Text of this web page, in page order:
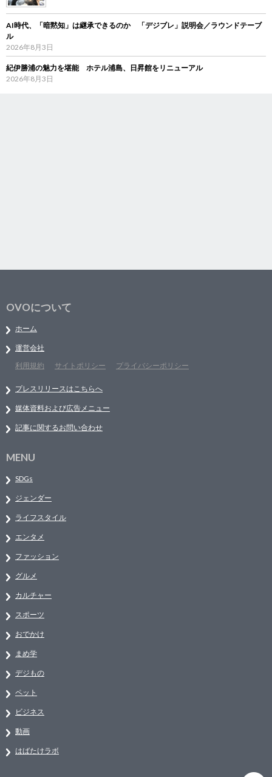
AI時代、「暗黙知」は継承できるのか 「デジブレ」説明会／ラウンドテーブ
ル
2026年8月3日
紀伊勝浦の魅力を堪能 ホテル浦島、日昇館をリニューアル
2026年8月3日
OVOについて
ホーム
運営会社
利用規約
サイトポリシー プライバシーポリシー
プレスリリースはこちらへ
媒体資料および広告メニュー
記事に関するお問い合わせ
MENU
SDGs
ジェンダー
ライフスタイル
エンタメ
ファッション
グルメ
カルチャー
スポーツ
おでかけ
まめ学
デジもの
ペット
ビジネス
動画
はばたけラボ